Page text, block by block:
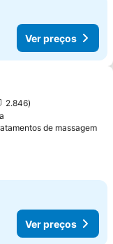
Ver preços
favoritos
2.846
de massagem
Ver preços